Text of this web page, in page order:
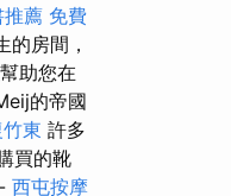
推薦 免費
房間，
助您在
的帝國
東 許多
買的靴
- 西屯按摩